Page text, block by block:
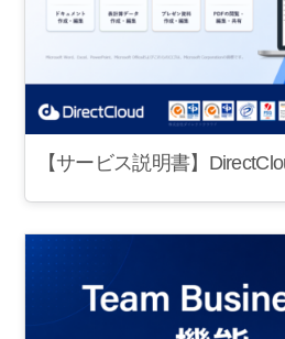
【サービス説明書】